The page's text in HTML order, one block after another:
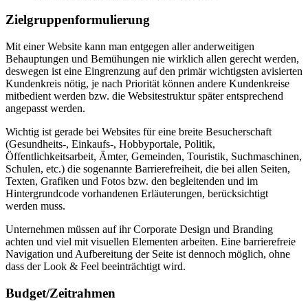
Zielgruppenformulierung
Mit einer Website kann man entgegen aller anderweitigen
Behauptungen und Bemühungen nie wirklich allen gerecht werden,
deswegen ist eine Eingrenzung auf den primär wichtigsten avisierten
Kundenkreis nötig, je nach Priorität können andere Kundenkreise
mitbedient werden bzw. die Websitestruktur später entsprechend
angepasst werden.
Wichtig ist gerade bei Websites für eine breite Besucherschaft
(Gesundheits-, Einkaufs-, Hobbyportale, Politik,
Öffentlichkeitsarbeit, Ämter, Gemeinden, Touristik, Suchmaschinen,
Schulen, etc.) die sogenannte Barrierefreiheit, die bei allen Seiten,
Texten, Grafiken und Fotos bzw. den begleitenden und im
Hintergrundcode vorhandenen Erläuterungen, berücksichtigt
werden muss.
Unternehmen müssen auf ihr Corporate Design und Branding
achten und viel mit visuellen Elementen arbeiten. Eine barrierefreie
Navigation und Aufbereitung der Seite ist dennoch möglich, ohne
dass der Look & Feel beeinträchtigt wird.
Budget/Zeitrahmen